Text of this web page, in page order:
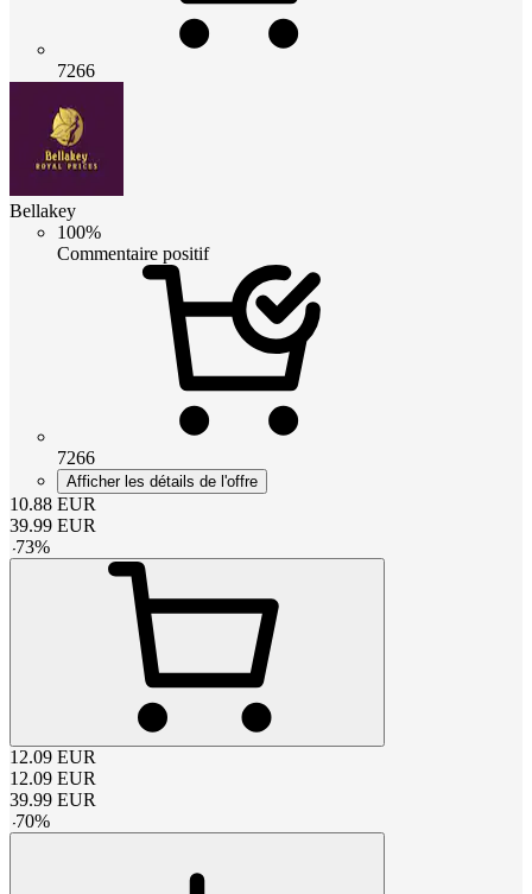
7266
Bellakey
100%
Commentaire positif
7266
Afficher les détails de l'offre
10.88 EUR
39.99 EUR
-73%
12.09 EUR
12.09 EUR
39.99 EUR
-70%